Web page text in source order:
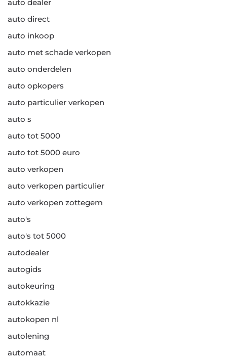
auto dealer
auto direct
auto inkoop
auto met schade verkopen
auto onderdelen
auto opkopers
auto particulier verkopen
auto s
auto tot 5000
auto tot 5000 euro
auto verkopen
auto verkopen particulier
auto verkopen zottegem
auto's
auto's tot 5000
autodealer
autogids
autokeuring
autokkazie
autokopen nl
autolening
automaat